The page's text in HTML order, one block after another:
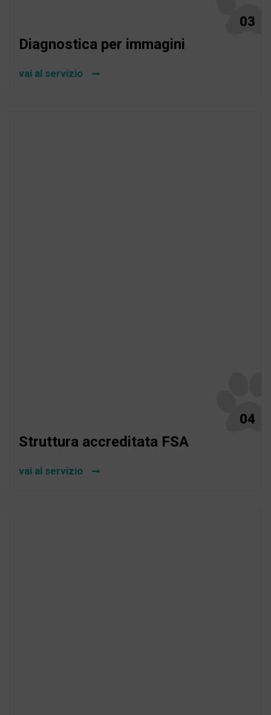
03
Diagnostica per immagini
vai al servizio
04
Struttura accreditata FSA
vai al servizio